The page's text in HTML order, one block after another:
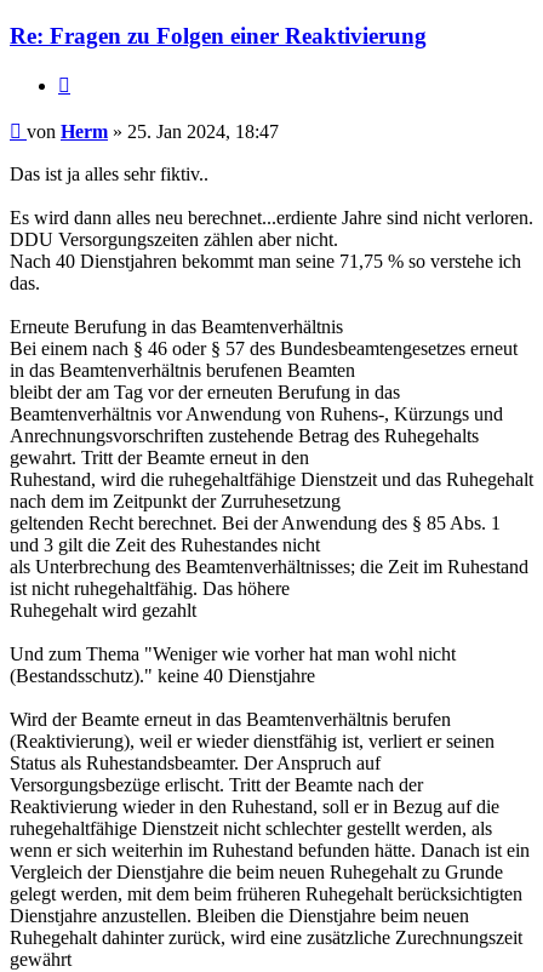
Re: Fragen zu Folgen einer Reaktivierung
Beitrag
von Herm » 25. Jan 2024, 18:47
Das ist ja alles sehr fiktiv..
Es wird dann alles neu berechnet...erdiente Jahre sind nicht verloren.
DDU Versorgungszeiten zählen aber nicht.
Nach 40 Dienstjahren bekommt man seine 71,75 % so verstehe ich
das.
Erneute Berufung in das Beamtenverhältnis
Bei einem nach § 46 oder § 57 des Bundesbeamtengesetzes erneut
in das Beamtenverhältnis berufenen Beamten
bleibt der am Tag vor der erneuten Berufung in das
Beamtenverhältnis vor Anwendung von Ruhens-, Kürzungs und
Anrechnungsvorschriften zustehende Betrag des Ruhegehalts
gewahrt. Tritt der Beamte erneut in den
Ruhestand, wird die ruhegehaltfähige Dienstzeit und das Ruhegehalt
nach dem im Zeitpunkt der Zurruhesetzung
geltenden Recht berechnet. Bei der Anwendung des § 85 Abs. 1
und 3 gilt die Zeit des Ruhestandes nicht
als Unterbrechung des Beamtenverhältnisses; die Zeit im Ruhestand
ist nicht ruhegehaltfähig. Das höhere
Ruhegehalt wird gezahlt
Und zum Thema "Weniger wie vorher hat man wohl nicht
(Bestandsschutz)." keine 40 Dienstjahre
Wird der Beamte erneut in das Beamtenverhältnis berufen
(Reaktivierung), weil er wieder dienstfähig ist, verliert er seinen
Status als Ruhestandsbeamter. Der Anspruch auf
Versorgungsbezüge erlischt. Tritt der Beamte nach der
Reaktivierung wieder in den Ruhestand, soll er in Bezug auf die
ruhegehaltfähige Dienstzeit nicht schlechter gestellt werden, als
wenn er sich weiterhin im Ruhestand befunden hätte. Danach ist ein
Vergleich der Dienstjahre die beim neuen Ruhegehalt zu Grunde
gelegt werden, mit dem beim früheren Ruhegehalt berücksichtigten
Dienstjahre anzustellen. Bleiben die Dienstjahre beim neuen
Ruhegehalt dahinter zurück, wird eine zusätzliche Zurechnungszeit
gewährt